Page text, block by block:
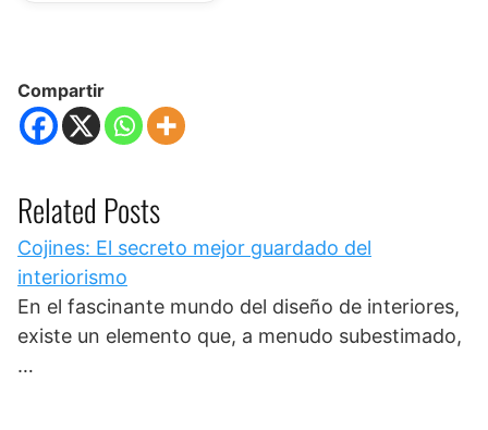
Compartir
Related Posts
Cojines: El secreto mejor guardado del
interiorismo
En el fascinante mundo del diseño de interiores,
existe un elemento que, a menudo subestimado,
…